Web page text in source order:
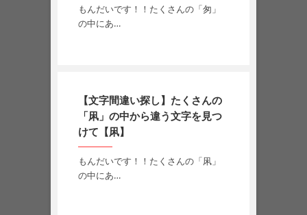
もんだいです！！たくさんの「匆」
の中にあ…
【文字間違い探し】たくさんの
「凩」の中から違う文字を見つ
けて【凩】
もんだいです！！たくさんの「凩」
の中にあ…